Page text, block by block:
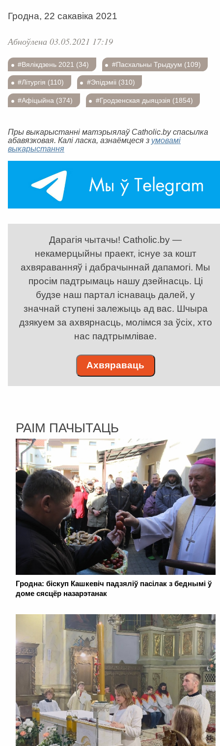
Гродна, 22 сакавіка 2021
Абноўлена 03.05.2021 17:19
#Вялікдзень 2021 (34) #Пасхальны Трыдуум (109)
#Літургія (110) #Эпідэміі (310)
#Афіцыйна (374) #Гродзенская дыяцэзія (1854)
Пры выкарыстанні матэрыялаў Catholic.by спасылка
абавязковая. Калі ласка, азнаёмцеся з умовамі
выкарыстання
Дарагія чытачы! Catholic.by —
некамерцыйны праект, існуе за кошт
ахвяраванняў і дабрачыннай дапамогі. Мы
просім падтрымаць нашу дзейнасць. Ці
будзе наш партал існаваць далей, у
значнай ступені залежыць ад вас. Шчыра
дзякуем за ахвярнасць, молімся за ўсіх, хто
нас падтрымлівае.
Ахвяраваць
РАІМ ПАЧЫТАЦЬ
Гродна: біскуп Кашкевіч падзяліў пасілак з беднымі ў
доме сясцёр назарэтанак